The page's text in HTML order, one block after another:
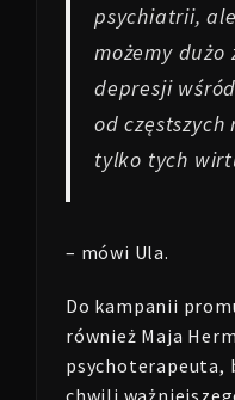
psychiatrii,
możemy dużo
depresji
od częstszych
tylko tych
– mówi Ula.
Do kampanii
również Maja
psychoterapeuta,
chwili